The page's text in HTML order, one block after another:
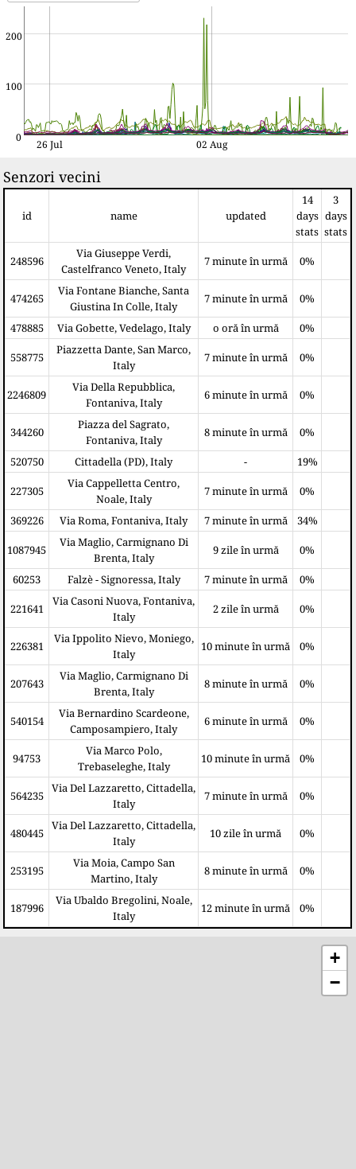
0
100
200
26 Jul 02 Aug
Senzori vecini
id name updated
14
days
stats
3
days
stats
248596
Via Giuseppe Verdi,
Castelfranco Veneto, Italy
7 minute în urmă 0%
474265
Via Fontane Bianche, Santa
Giustina In Colle, Italy
7 minute în urmă 0%
478885 Via Gobette, Vedelago, Italy o oră în urmă 0%
558775
Piazzetta Dante, San Marco,
Italy
7 minute în urmă 0%
2246809
Via Della Repubblica,
Fontaniva, Italy
6 minute în urmă 0%
344260
Piazza del Sagrato,
Fontaniva, Italy
8 minute în urmă 0%
520750 Cittadella (PD), Italy - 19%
227305
Via Cappelletta Centro,
Noale, Italy
7 minute în urmă 0%
369226 Via Roma, Fontaniva, Italy 7 minute în urmă 34%
1087945
Via Maglio, Carmignano Di
Brenta, Italy
9 zile în urmă 0%
60253 Falzè - Signoressa, Italy 7 minute în urmă 0%
221641
Via Casoni Nuova, Fontaniva,
Italy
2 zile în urmă 0%
226381
Via Ippolito Nievo, Moniego,
Italy
10 minute în urmă 0%
207643
Via Maglio, Carmignano Di
Brenta, Italy
8 minute în urmă 0%
540154
Via Bernardino Scardeone,
Camposampiero, Italy
6 minute în urmă 0%
94753
Via Marco Polo,
Trebaseleghe, Italy
10 minute în urmă 0%
564235
Via Del Lazzaretto, Cittadella,
Italy
7 minute în urmă 0%
480445
Via Del Lazzaretto, Cittadella,
Italy
10 zile în urmă 0%
253195
Via Moia, Campo San
Martino, Italy
8 minute în urmă 0%
187996
Via Ubaldo Bregolini, Noale,
Italy
12 minute în urmă 0%
+
−